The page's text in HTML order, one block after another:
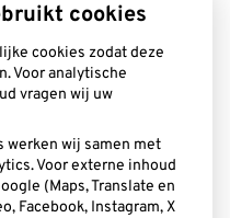
cookies
cookies zodat deze
Voor analytische
vragen wij uw
werken wij samen met
Voor externe inhoud
(Maps, Translate en
Facebook, Instagram, X